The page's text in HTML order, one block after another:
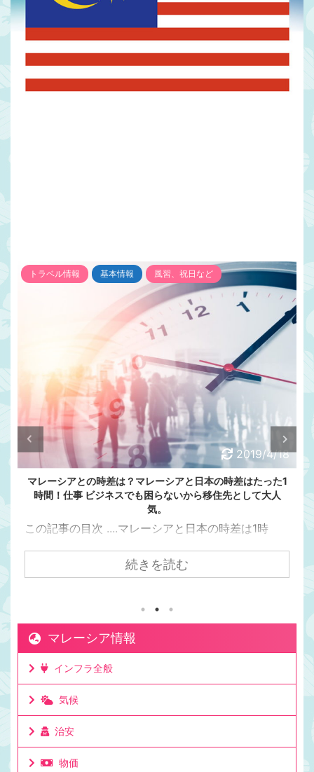
トラベル情報 基本情報 風習、祝日など
2019/4/18
マレーシアとの時差は？マレーシアと日本の時差はたった1
時間！仕事 ビジネスでも困らないから移住先として大人
気。
この記事の目次 ....マレーシアと日本の時差は1時
アラルンプールまで飛行機で7時間かかるけど時差は
1時間。マレーシアが移住先として人気の理由は時差
絡を取りやすい時差。移住して日本と仕事をしてい
る人もたくさんいる理由。ビジネスでリアルタイム
に連絡が取れるのは利点。ミーティングの時間も決
めやすいお昼休みの感覚も大体似た時間なのでわか
けど問題なし。時差としてはたった一時間 ...
続きを読む
マレーシア情報
インフラ全般
気候
治安
物価